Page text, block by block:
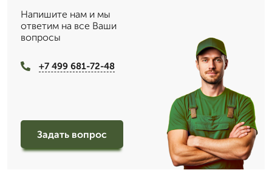
Напишите нам и мы
ответим на все Ваши
вопросы
+7 499 681-72-48
Задать вопрос